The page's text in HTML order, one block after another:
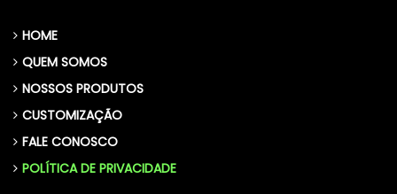
HOME
QUEM SOMOS
NOSSOS PRODUTOS
CUSTOMIZAÇÃO
FALE CONOSCO
POLÍTICA DE PRIVACIDADE